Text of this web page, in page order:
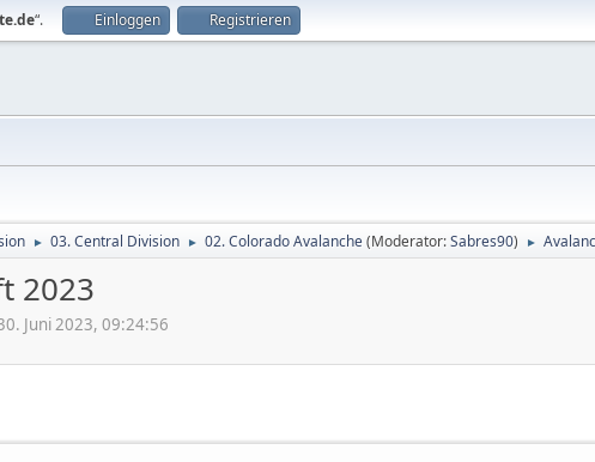
“. Einloggen Registrieren
► 03. Central Division ► 02. Colorado Avalanche(Moderator:Sabres90) ►
2023
Juni 2023, 09:24:56